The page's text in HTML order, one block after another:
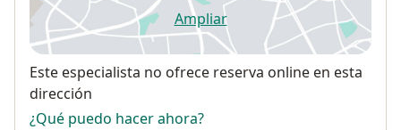
Ampliarse abre en una nueva
Disponibilidad
Este especialista no ofrece reserva online en esta
dirección
¿Qué puedo hacer ahora?